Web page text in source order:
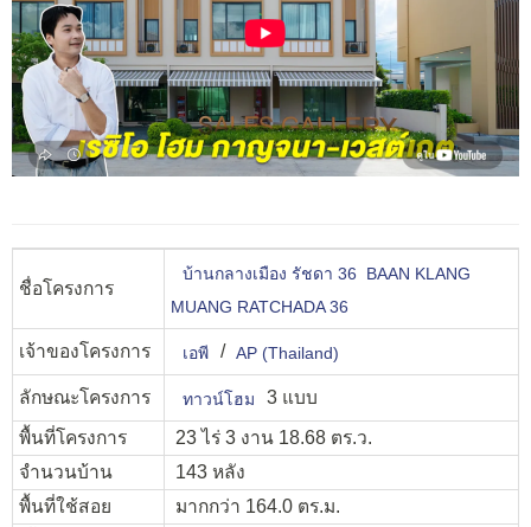
ชื่อโครงการ
บ้านกลางเมือง รัชดา 36 BAAN KLANG
MUANG RATCHADA 36
เจ้าของโครงการ เอพี / AP (Thailand)
ลักษณะโครงการ ทาวน์โฮม
3 แบบ
พื้นที่โครงการ
23 ไร่ 3 งาน 18.68 ตร.ว.
จำนวนบ้าน
143 หลัง
พื้นที่ใช้สอย
มากกว่า 164.0 ตร.ม.